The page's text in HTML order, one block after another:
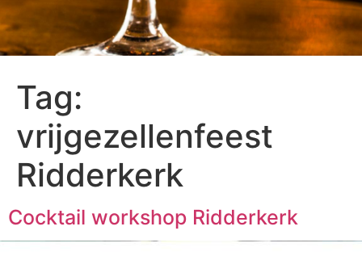
Tag:
vrijgezellenfeest
Ridderkerk
Cocktail workshop Ridderkerk